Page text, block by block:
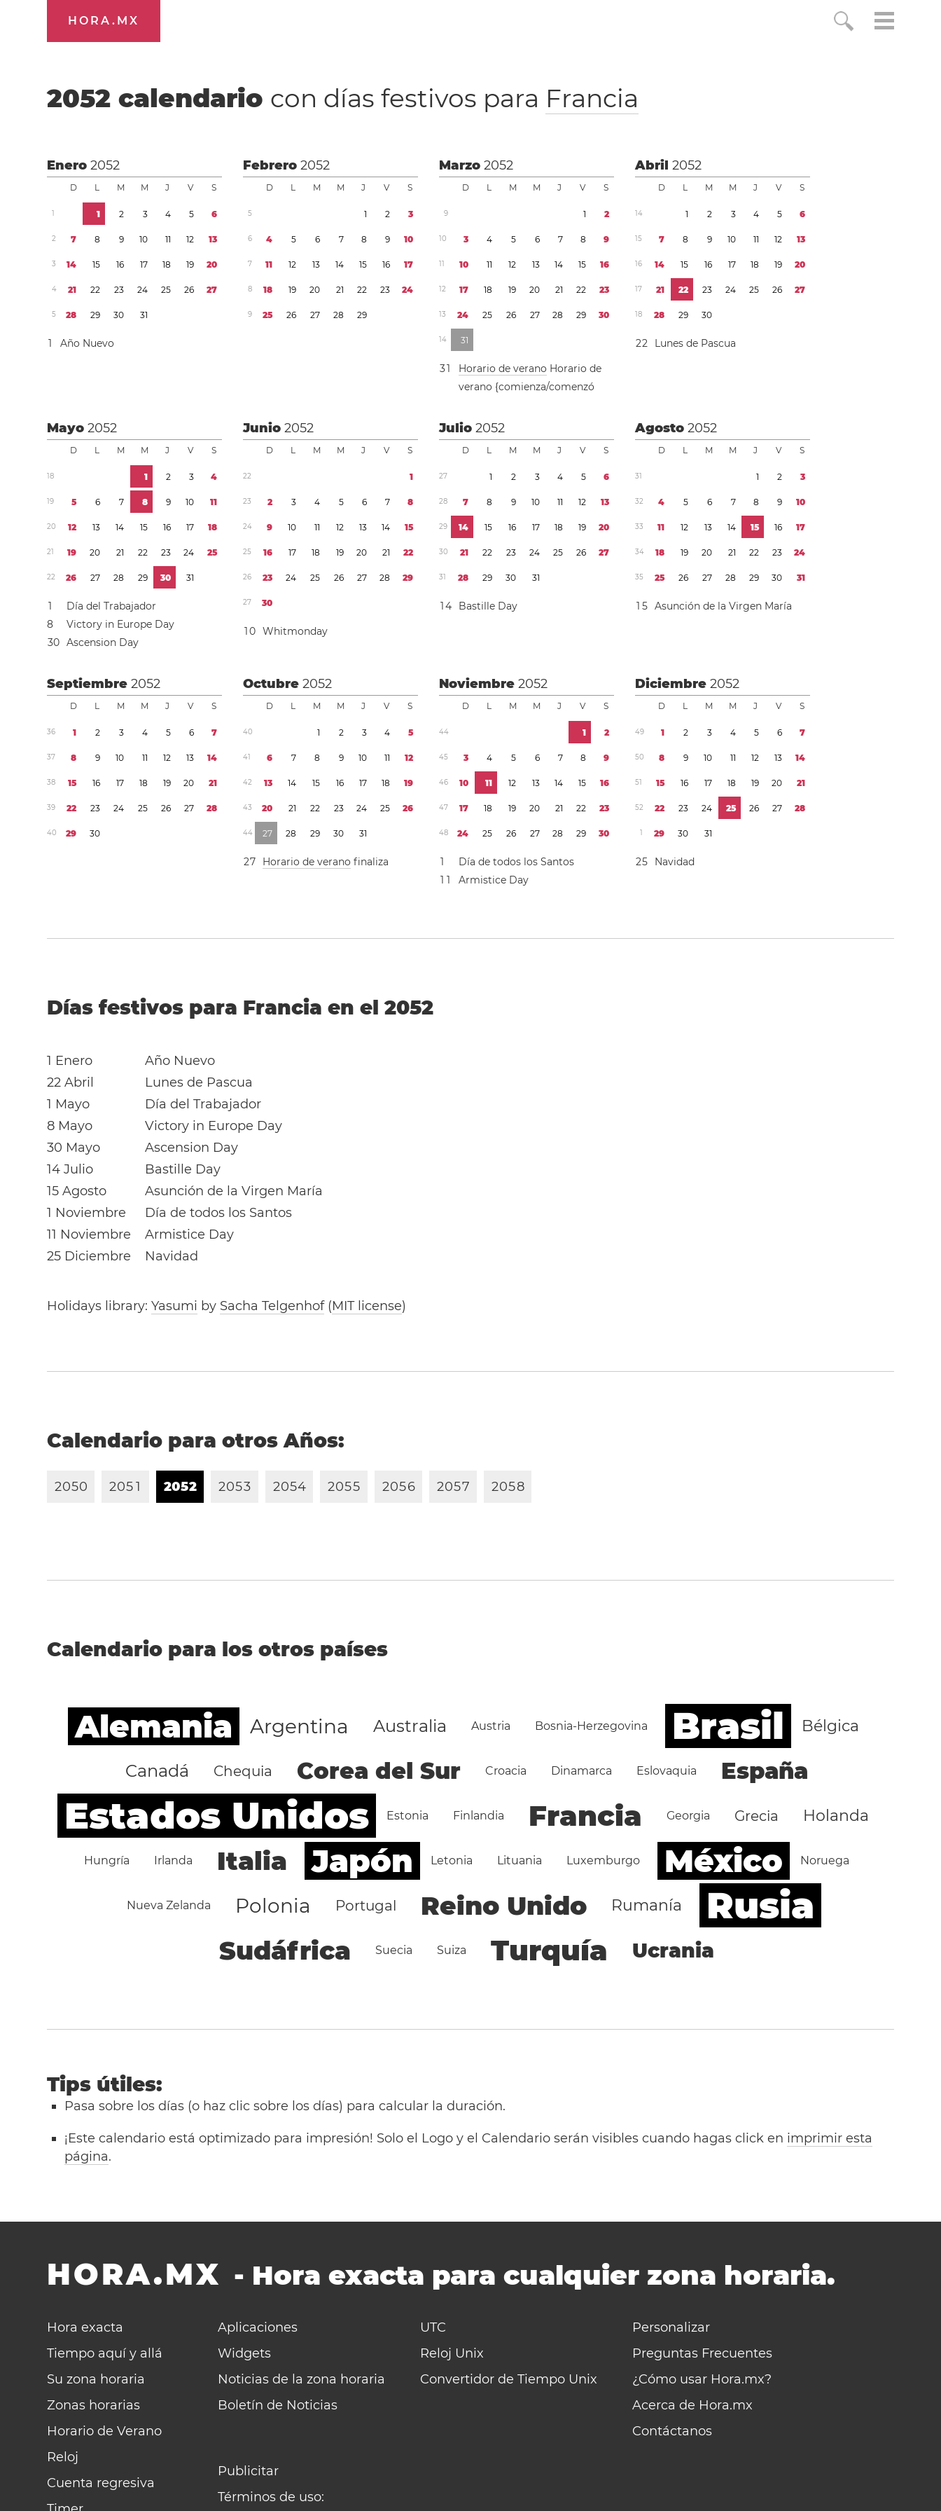
HORA.MX
2052 calendario con días festivos para Francia
Enero2052
D L M M J V S
1 1 2 3 4 5 6
2 7 8 9 10 11 12 13
3 14 15 16 17 18 19 20
4 21 22 23 24 25 26 27
5 28 29 30 31
1 Año Nuevo
Febrero2052
D L M M J V S
5 1 2 3
6 4 5 6 7 8 9 10
7 11 12 13 14 15 16 17
8 18 19 20 21 22 23 24
9 25 26 27 28 29
Marzo2052
D L M M J V S
9 1 2
10 3 4 5 6 7 8 9
11 10 11 12 13 14 15 16
12 17 18 19 20 21 22 23
13 24 25 26 27 28 29 30
14 31
31 Horario de verano Horario de
verano {comienza/comenzó
Abril2052
D L M M J V S
14 1 2 3 4 5 6
15 7 8 9 10 11 12 13
16 14 15 16 17 18 19 20
17 21 22 23 24 25 26 27
18 28 29 30
22 Lunes de Pascua
Mayo2052
D L M M J V S
18 1 2 3 4
19 5 6 7 8 9 10 11
20 12 13 14 15 16 17 18
21 19 20 21 22 23 24 25
22 26 27 28 29 30 31
1
Día del Trabajador
8
Victory in Europe Day
30 Ascension Day
Junio2052
D L M M J V S
22 1
23 2 3 4 5 6 7 8
24 9 10 11 12 13 14 15
25 16 17 18 19 20 21 22
26 23 24 25 26 27 28 29
27 30
10 Whitmonday
Julio2052
D L M M J V S
27 1 2 3 4 5 6
28 7 8 9 10 11 12 13
29 14 15 16 17 18 19 20
30 21 22 23 24 25 26 27
31 28 29 30 31
14 Bastille Day
Agosto2052
D L M M J V S
31 1 2 3
32 4 5 6 7 8 9 10
33 11 12 13 14 15 16 17
34 18 19 20 21 22 23 24
35 25 26 27 28 29 30 31
1 5 Asunción de la Virgen María
Septiembre2052
D L M M J V S
36 1 2 3 4 5 6 7
37 8 9 10 11 12 13 14
38 15 16 17 18 19 20 21
39 22 23 24 25 26 27 28
40 29 30
Octubre2052
D L M M J V S
40 1 2 3 4 5
41 6 7 8 9 10 11 12
42 13 14 15 16 17 18 19
43 20 21 22 23 24 25 26
44 27 28 29 30 31
27 Horario de verano finaliza
Noviembre2052
D L M M J V S
44 1 2
45 3 4 5 6 7 8 9
46 10 11 12 13 14 15 16
47 17 18 19 20 21 22 23
48 24 25 26 27 28 29 30
1
Día de todos los Santos
1 1 Armistice Day
Diciembre2052
D L M M J V S
49 1 2 3 4 5 6 7
50 8 9 10 11 12 13 14
51 15 16 17 18 19 20 21
52 22 23 24 25 26 27 28
1 29 30 31
25 Navidad
Días festivos para Francia en el 2052
1 Enero
Año Nuevo
22 Abril
Lunes de Pascua
1 Mayo
Día del Trabajador
8 Mayo
Victory in Europe Day
30 Mayo
Ascension Day
14 Julio
Bastille Day
15 Agosto
Asunción de la Virgen María
1 Noviembre
Día de todos los Santos
11 Noviembre
Armistice Day
25 Diciembre
Navidad
Holidays library:Yasumi by Sacha Telgenhof(MIT license)
Calendario para otros Años:
2050 2051 2052 2053 2054 2055 2056 2057 2058
Calendario para los otros países
Alemania Argentina Australia Austria Bosnia-Herzegovina Brasil Bélgica
Canadá Chequia Corea del Sur Croacia Dinamarca Eslovaquia España
Estados Unidos Estonia Finlandia Francia Georgia Grecia Holanda
Hungría Irlanda Italia Japón Letonia Lituania Luxemburgo México Noruega
Nueva Zelanda Polonia Portugal Reino Unido Rumanía Rusia
Sudáfrica Suecia Suiza Turquía Ucrania
Tips útiles:
Pasa sobre los días (o haz clic sobre los días) para calcular la duración.
¡Este calendario está optimizado para impresión! Solo el Logo y el Calendario serán visibles cuando hagas click en imprimir esta
página.
HORA.MX - Hora exacta para cualquier zona horaria.
Hora exacta
Tiempo aquí y allá
Su zona horaria
Zonas horarias
Horario de Verano
Reloj
Cuenta regresiva
Aplicaciones
Widgets
Noticias de la zona horaria
Boletín de Noticias
UTC
Reloj Unix
Convertidor de Tiempo Unix
Personalizar
Preguntas Frecuentes
¿Cómo usar Hora.mx?
Acerca de Hora.mx
Contáctanos
Publicitar
Términos de uso: